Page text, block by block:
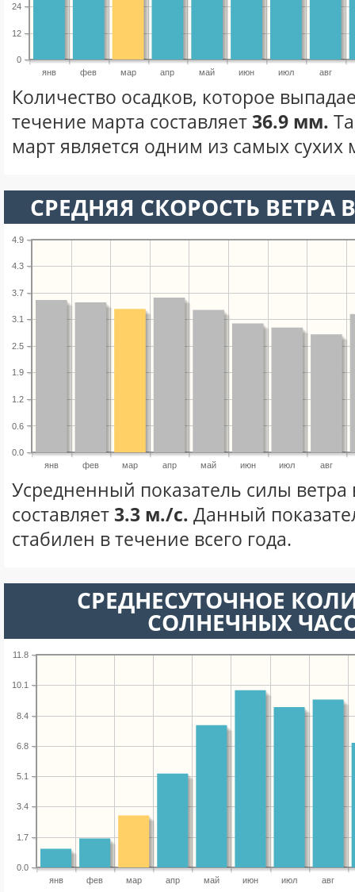
янв фев мар апр май июн июл авг
0
12
24
Количество осадков, которое
течение марта составляет36.9 мм.
март является одним из самых сухих
СРЕДНЯЯ СКОРОСТЬ ВЕТРА
янв фев мар апр май июн июл авг
0.0
0.6
1.2
1.9
2.5
3.1
3.7
4.3
4.9
Усредненный показатель силы ветра
составляет3.3 м./с. Данный
стабилен в течение всего года.
СРЕДНЕСУТОЧНОЕ
СОЛНЕЧНЫХ
янв фев мар апр май июн июл авг
0.0
1.7
3.4
5.1
6.8
8.4
10.1
11.8